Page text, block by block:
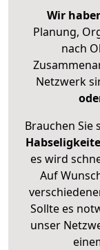
Wir
Planung,
nach
Netzwerk
Brauchen Sie
es wird
Auf
Sollte es
unser